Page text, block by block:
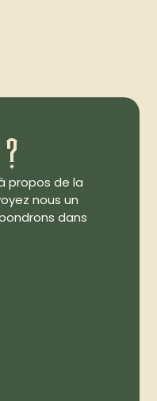
propos de la
nous un
dans